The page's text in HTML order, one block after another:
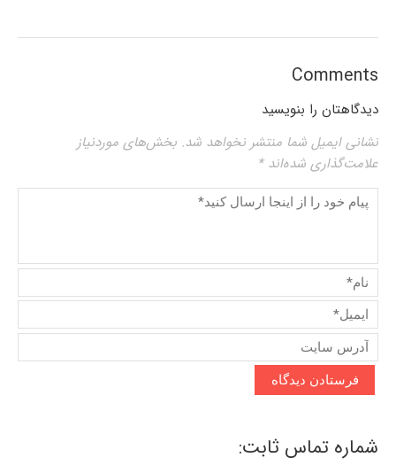
Comments
دیدگاهتان را بنویسید
نشانی ایمیل شما منتشر نخواهد شد. بخش‌های موردنیاز
علامت‌گذاری شده‌اند*
شماره تماس ثابت: